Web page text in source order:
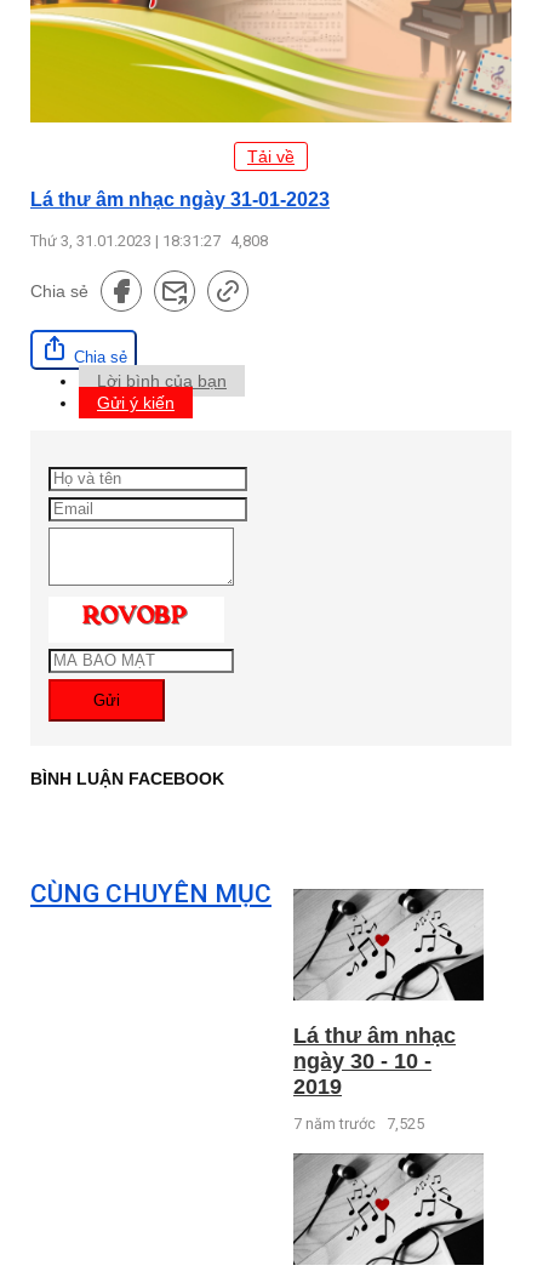
Tải về
Lá thư âm nhạc ngày 31-01-2023
Thứ 3, 31.01.2023 | 18:31:27 4,808
Chia sẻ
Chia sẻ
Lời bình của bạn
Gửi ý kiến
Gửi
BÌNH LUẬN FACEBOOK
CÙNG CHUYÊN MỤC
Lá thư âm nhạc
ngày 30 - 10 -
2019
7 năm trước 7,525